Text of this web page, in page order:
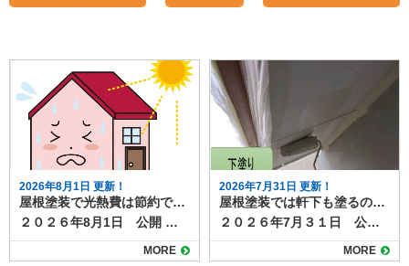
2026年8月1日 更新！
屋根塗装で光熱費は節約できる？遮熱塗料の効果と施工のポイント
２０２６年8月1日 公開 屋根塗装では遮熱塗料は、熱によるダメージを抑える効果があり、塗装工事の選択肢の１つになっています。 そんな遮熱塗料について調べていると、「光熱費の節約につながるのか」と疑問を持つ方も多いのではないでしょうか？ 実は、近年注目されている遮熱塗料を使った屋根塗装は、夏場の冷房費を中心に光熱費を抑える効果が期待できます。今回は、遮熱塗料による光熱費節約の仕組みや効果、導入時の注意点を詳しく解説します。 目次屋根塗装で光熱費できる？遮熱塗料の仕組み遮熱塗料で得られる光熱費削減効果屋根塗装工事で光熱費を節約を最大化するためのポイント断熱材との併用塗料の種類と性能の確認屋根の形状や環境条件屋根塗装なら遮熱塗料がおすすめです 屋根塗装で光熱費できる？遮熱塗料の仕組み 遮熱塗料は、屋根に太陽光が当たったときの熱の吸収を抑える働きがありる塗料です。 従来の塗料に比べて反射率が高く、屋根表面温度を約10〜20℃下げることが可能です。その結果、屋根から室内に伝わる熱が減り、冷房の使用を抑えることができます。特に夏場に冷房費が大きくかかる家庭では、光熱費の削減効果が実感しやすいでしょう。 （▲出典 エスケー化研公式サイト） 遮熱塗料で得られる光熱費削減効果 遮熱塗料を使用すると、室内の温度上昇を抑制できるため、冷房の使用時間や設定温度を抑えることにつながり、毎月の電気代削減が期待できます。 一般的な住宅では年間で数千円から数万円の光熱費削減が期待でき、長期的に見れば塗装費用の一部を回収できるケースもあります。また、室内の温度上昇が抑えられることで、快適な居住空間を維持できる点も大きなメリットです。 屋根塗装工事で光熱費を節約を最大化するためのポイント 遮熱塗料による効果は、次のポイントに注意するとより効果が期待できます。 断熱材との併用 遮熱塗料は太陽光の反射が得意ですが、熱を遮断する力は限定的です。屋根の断熱材と組み合わせることで、夏の冷房費削減だけでなく冬の暖房効率も改善できます。 塗料の種類と性能の確認 遮熱塗料にもグレードや性能差があり、反射率や耐久性によって効果が変わります。メーカーのデータや施工実績を確認して選ぶことが大切です。塗料の性能について長年の実績があるメーカーの品を選ぶことも推奨されます。 屋根の形状や環境条件 屋根の勾配、周囲の建物の影、地域の気候によっても効果は変わります。実際の節約効果を知るには、施工業者にシミュレーションしてもらうのがおすすめです。 屋根塗装なら遮熱塗料がおすすめです 遮熱塗料を用いた屋根塗装は、夏場の冷房費削減に大きく貢献し、長期的に光熱費の節約につながります。また屋根表面への熱ダメージも抑制でき、太陽光による劣化の進行を遅らせる効果も期待できます。 ただし、塗料の性能や施工環境によって効果は異なるため、断熱材との併用や施工実績のある業者選びが重要です。屋根塗装を検討する際には、見た目の美しさだけでなく、光熱費削減という実用的なメリットも意識してみましょう。 塗り達では、遮熱塗料の取り扱いがございます。 ▶塗り達 屋根塗装 遮熱塗料プラン 遮熱塗料での施工をご検討なら、施工実績も豊富な塗り達にぜひご相談ください。
MORE
2026年7月31日 更新！
屋根塗装では軒下も塗るの？軒下の役割と塗装の必要性を解説
２０２６年7月３１日 公開 屋根塗装を検討するとき、「軒下も一緒に塗るべきなのか」と疑問に思う人は少なくありません。 軒下は普段あまり目につかない部分ですが、家の外観や耐久性に影響する大切な場所です。 本記事では軒下の役割や塗装の必要性、放置するとどうなるのかを解説します。 目次軒下の役割と特徴屋根塗装では軒下も一緒に塗るべき？メリットと塗装方法軒下の劣化を放置するデメリット屋根塗装の際には軒下塗装も一緒に検討すると◎ 軒下の役割と特徴 軒下は屋根の先端部分から外壁までの張り出した部分の裏側を指し、「軒天」や「軒天井」とも呼ばれます。 直射日光や雨を遮り、外壁や窓の劣化を防ぐ役割を持っています。さらに、外観デザインの一部として家全体の印象にも関わるため、意外と重要なパーツです。 軒下は屋根や外壁ほど強い雨風にはさらされませんが、湿気や汚れがこもりやすく、塗膜が劣化するとカビやシミが発生することがあります。特に風通しの悪い面では、黒ずみや剥がれが進行しやすく、見た目にも影響します。 また、塗膜の劣化は下地素材の腐食や傷みにもつながります。 屋根塗装では軒下も一緒に塗るべき？メリットと塗装方法 屋根塗装の際に軒下も一緒に塗るメリットは、まず美観の統一です。屋根や外壁だけを塗り替えても、軒下が汚れていると全体が古びた印象になってしまいます。 また、同時に塗ることで足場費用の節約にもなります。別のタイミングで軒下だけ塗る場合、再度足場を組む必要があり、余計なコストがかかります。 屋根と同様に、軒下の塗装方法も素材によって異なります。一般的な合板やケイカル板の場合、防カビ性のある塗料で仕上げると長持ちします。 木製の場合は、塗膜で保護しながら通気性を確保することが重要です。下地が傷んでいる場合は塗装前に補修を行う必要があります。 軒下の劣化を放置するデメリット 軒下を塗らずに放置すると、汚れやカビが目立つだけでなく、塗膜剥離や腐食が進行し、交換工事が必要になることもあります。大掛かりな補修は塗装より高額になるため、予防としての塗装が有効です。 屋根塗装の際には軒下塗装も一緒に検討すると◎ 屋根塗装のタイミングで軒下も塗ることは、美観維持と耐久性向上の両面でおすすめです。特に足場を使う工事では、まとめて施工することで費用対効果も高まります。見えにくい場所だからこそ、定期的な点検と塗装で家全体を長持ちさせましょう。 塗り達では、軒下をはじめとした付帯部の塗装も、屋根塗装や外壁塗装と一緒に施工可能です。お気軽にご相談ください！
MORE